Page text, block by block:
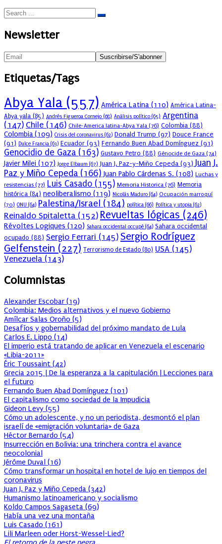
Newsletter
Etiquetas/Tags
Abya Yala (557) América Latina (110) América Latina-
Abya yala (85) Andrés Figueroa Cornejo (68) Análisis político (65) Argentina
(147) Chile (146) Chile-America latina-Abya Yala (76) Colombia (88)
Colombia(109) Crisis del coronavirus (62) Donald Trump (97) Douce France
(91) Dulce Francia (63) Ecuador (93) Fernando Buen Abad Domínguez (91)
Genocidio de Gaza (163) Gustavo Petro (88) Génocide de Gaza (74)
Javier Milei (107) Jorge Elbaum (67) Juan J. Paz-y-Miño Cepeda (93) Juan J.
Paz y Miño Cepeda (166) Juan Pablo Cárdenas S. (108) Luchas y
resistencias (77) Luis Casado (155) Memoria Historica (76) Memoria
histórica (84) neoliberalismo (119) Nicolás Maduro (64) Ocupación marroquí
(70) ONU (64) Palestina/Israel (184) política (66) Política y utopia (62)
Reinaldo Spitaletta (152) Revueltas lógicas (246)
Révoltes Logiques (120) Sahara occidental occupé (64) Sahara occidental
ocupado (88) Sergio Ferrari (145) Sergio Rodríguez
Gelfenstein (227) Terrorismo de Estado (80) USA (145)
Venezuela (143)
Columnistas
Alexander Escobar (19)
Colombia: Medios alternativos y el nuevo Gobierno
Amílcar Salas Oroño (5)
Desafíos y gobernabilidad del próximo mandato de Lula
Carlos E. Lippo (14)
El imperio está tratando de aplicar en Venezuela el escenario
«Libia-2011»
Éric Toussaint (42)
Grecia 2015 | De la esperanza a la capitulación | Lecciones para
el futuro
Fernando Buen Abad Domínguez (101)
El capitalismo como sociedad de la Impudicia
Gideon Levy (55)
Cómo un adolescente, y no un periodista, desmontó el plan
israelí de «emigración voluntaria» de Gaza
Héctor Bernardo (54)
Insurrección en Bolivia: una trinchera contra el avance
neocolonial
Jérôme Duval (16)
Cómo transformar un hospital en hotel de lujo en tiempos del
coronavirus
Juan J. Paz y Miño Cepeda (342)
Humanismo latinoamericano y socialismo
Koldo Campos Sagaseta (69)
Había una vez una montaña
Luis Casado (161)
Lili Marleen oder Horst-Wessel-Lied?